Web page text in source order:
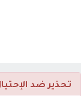
تحذير ضد